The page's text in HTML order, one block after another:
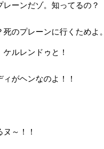
ーンだゾ。知ってるの？
のプレーンに行くためよ。
ルレンドゥと！
がヘンなのよ！！
～！！